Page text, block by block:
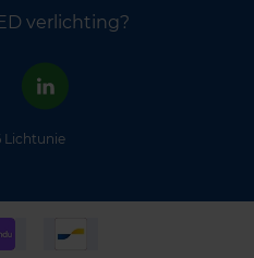
verlichting?
Lichtunie